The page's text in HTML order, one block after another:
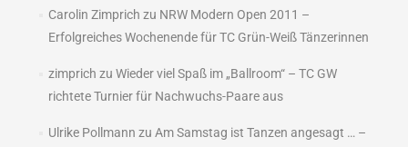
Carolin Zimprich zu NRW Modern Open 2011 –
Erfolgreiches Wochenende für TC Grün-Weiß Tänzerinnen
zimprich zu Wieder viel Spaß im „Ballroom“ – TC GW
richtete Turnier für Nachwuchs-Paare aus
Ulrike Pollmann zu Am Samstag ist Tanzen angesagt … –